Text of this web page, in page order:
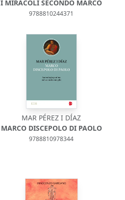
I MIRACOLI SECONDO MARCO
9788810244371
MAR PÉREZ I DÍAZ
MARCO DISCEPOLO DI PAOLO
9788810978344